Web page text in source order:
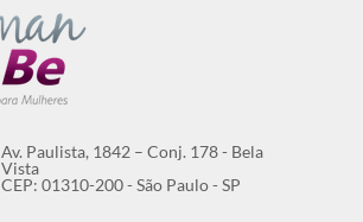
Av. Paulista, 1842 – Conj. 178 - Bela
Vista
CEP: 01310-200 - São Paulo - SP